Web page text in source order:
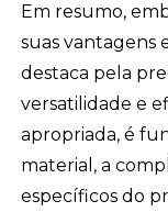
Em resumo,
suas vantagens
destaca pela
versatilidade e
apropriada, é
material, a
específicos do